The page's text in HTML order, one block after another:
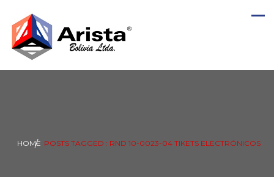
HOME POSTS TAGGED : RND 10-0023-04 TIKETS ELECTRÓNICOS